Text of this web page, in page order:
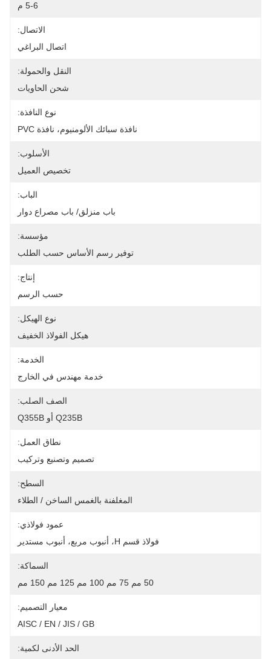
5-6 م
الاتصال:
اتصال البراغي
النقل والحمولة:
شحن الحاويات
نوع النافذة:
نافذة سبائك الألومنيوم، نافذة PVC
الأسلوب:
تخصيص العميل
الباب:
باب منزلق/ باب مصراع دوار
مؤسسة:
توفير رسم الأساس حسب الطلب
إنتاج:
حسب الرسم
نوع الهيكل:
هيكل الفولاذ الخفيف
الخدمة:
خدمة مهندس في الخارج
الصف الصلب:
Q235B أو Q355B
نطاق العمل:
تصميم وتصنيع وتركيب
السطح:
المغلفنة بالغمس الساخن / الطلاء
عمود فولاذي:
فولاذ قسم H، أنبوب مربع، أنبوب مستدير
السماكة:
50 مم 75 مم 100 مم 125 مم 150 مم
معيار التصميم:
AISC / EN / JIS / GB
الحد الأدنى لكمية: